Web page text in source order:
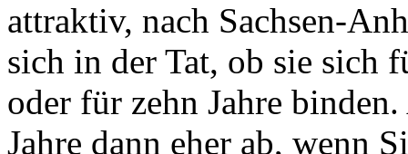
attraktiv, nach Sachsen-
sich in der Tat, ob sie sich
oder für zehn Jahre
Jahre dann eher ab, wenn